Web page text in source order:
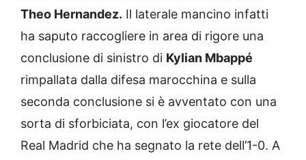
Theo Hernandez. Il laterale mancino infatti
ha saputo raccogliere in area di rigore una
conclusione di sinistro di Kylian Mbappé
rimpallata dalla difesa marocchina e sulla
seconda conclusione si è avventato con una
sorta di sforbiciata, con l’ex giocatore del
Real Madrid che ha segnato la rete dell’1-0. A